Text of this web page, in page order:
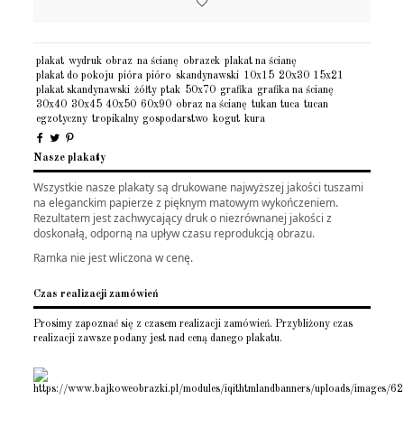
plakat wydruk obraz na ścianę obrazek plakat na ścianę
plakat do pokoju pióra pióro skandynawski 10x15 20x30 15x21
plakat skandynawski żółty ptak 50x70 grafika grafika na ścianę
30x40 30x45 40x50 60x90 obraz na ścianę tukan tuca tucan
egzotyczny tropikalny gospodarstwo kogut kura
Nasze plakaty
Wszystkie nasze plakaty są drukowane najwyższej jakości tuszami
na eleganckim papierze z pięknym matowym wykończeniem.
Rezultatem jest zachwycający druk o niezrównanej jakości z
doskonałą, odporną na upływ czasu reprodukcją obrazu.
Ramka nie jest wliczona w cenę.
Czas realizacji zamówień
Prosimy zapoznać się z czasem realizacji zamówień. Przybliżony czas
realizacji zawsze podany jest nad ceną danego plakatu.